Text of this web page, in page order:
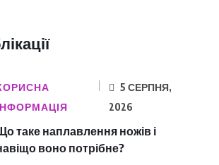
5 СЕРПНЯ,
2026
таке наплавлення ножів і
воно потрібне?